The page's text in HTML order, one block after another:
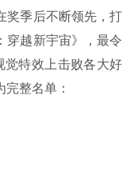
奖季后不断领先，打
穿越新宇宙》，最令
觉特效上击败各大好
整名单：